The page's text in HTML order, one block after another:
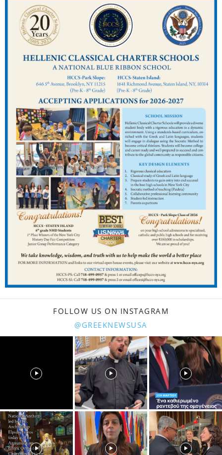
FOLLOW US ON INSTAGRAM
@GREEKNEWSUSA